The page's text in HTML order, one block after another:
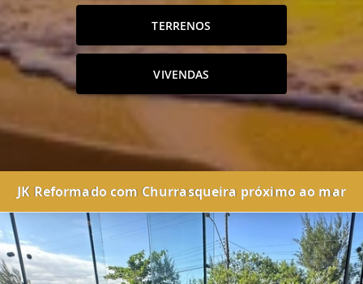
TERRENOS
VIVENDAS
JK Reformado com Churrasqueira próximo ao mar